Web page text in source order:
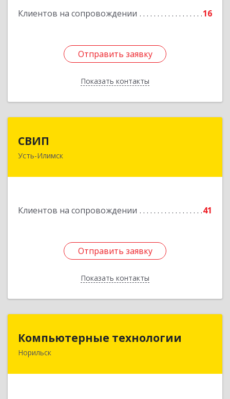
Клиентов на сопровождении 16
Отправить заявку
Показать контакты
Отправить заявку
Назад
СВИП
Усть-Илимск
Клиентов на сопровождении 41
Отправить заявку
Показать контакты
666685, Иркутская обл, Усть-Илимск г,
Отправить заявку
Назад
Компьютерные технологии
Норильск663302, Красноярский край, Норильск г,